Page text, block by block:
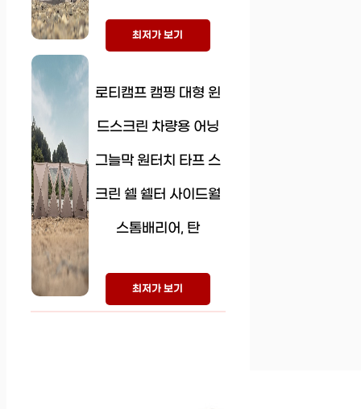
최저가 보기
로티캠프 캠핑 대형 윈
드스크린 차량용 어닝
그늘막 원터치 타프 스
크린 쉘 쉘터 사이드월
스톰배리어, 탄
최저가 보기